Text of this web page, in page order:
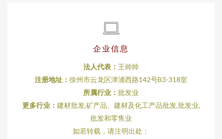
企业信息
法人代表： 王帅帅
注册地址： 徐州市云龙区津浦西路142号B3-318室
所属行业： 批发业
更多行业： 建材批发,矿产品、建材及化工产品批发,批发业,
批发和零售业
如若转载，请注明出处：